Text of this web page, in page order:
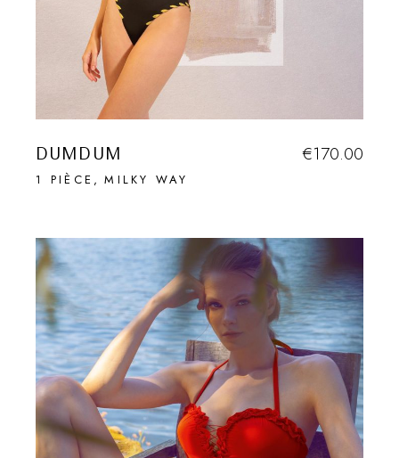
DUMDUM
1 PIÈCE MILKY WAY
€170.00